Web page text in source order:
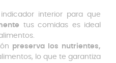
interior para que
tus comidas es ideal
preserva los nutrientes,
lo que te garantiza